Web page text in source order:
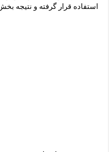
استفاده قرار گرفته و نتیجه